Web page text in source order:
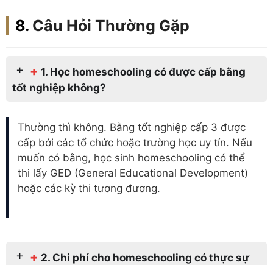
Câu Hỏi Thường Gặp
+ 1. Học homeschooling có được cấp bằng
tốt nghiệp không?
Thường thì không. Bằng tốt nghiệp cấp 3 được
cấp bởi các tổ chức hoặc trường học uy tín. Nếu
muốn có bằng, học sinh homeschooling có thể
thi lấy GED (General Educational Development)
hoặc các kỳ thi tương đương.
+ 2. Chi phí cho homeschooling có thực sự